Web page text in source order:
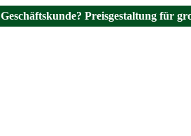
Geschäftskunde? Preisgestaltung für